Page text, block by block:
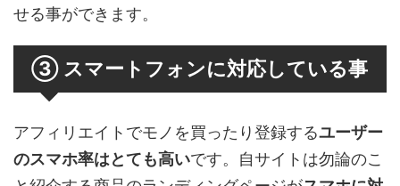
せる事ができます。
③ スマートフォンに対応している事
アフィリエイトでモノを買ったり登録するユーザー
のスマホ率はとても高いです。自サイトは勿論のこ